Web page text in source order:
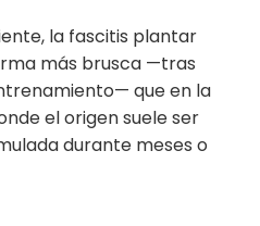
la fascitis plantar
más brusca —tras
que en la
el origen suele ser
durante meses o